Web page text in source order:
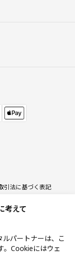
引法に基づく表記
考えて
パートナーは、こ
。Cookieにはウェ